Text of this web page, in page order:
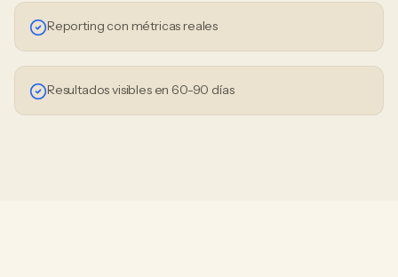
Reporting con métricas reales
Resultados visibles en 60-90 días